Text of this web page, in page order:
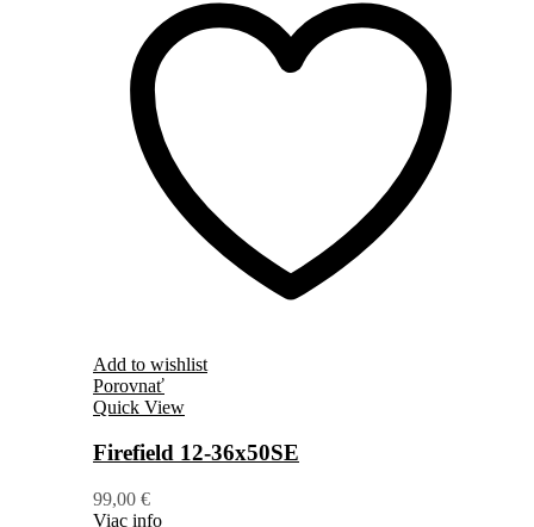
Add to wishlist
Porovnať
Quick View
Firefield 12-36x50SE
99,00 €
Viac info